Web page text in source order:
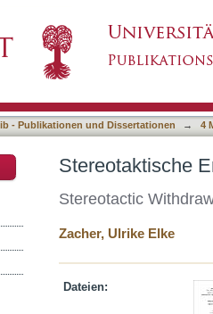
- Publikationen und Dissertationen → 4
Stereotaktische
Stereotactic
Zacher, Ulrike Elke
Dateien: